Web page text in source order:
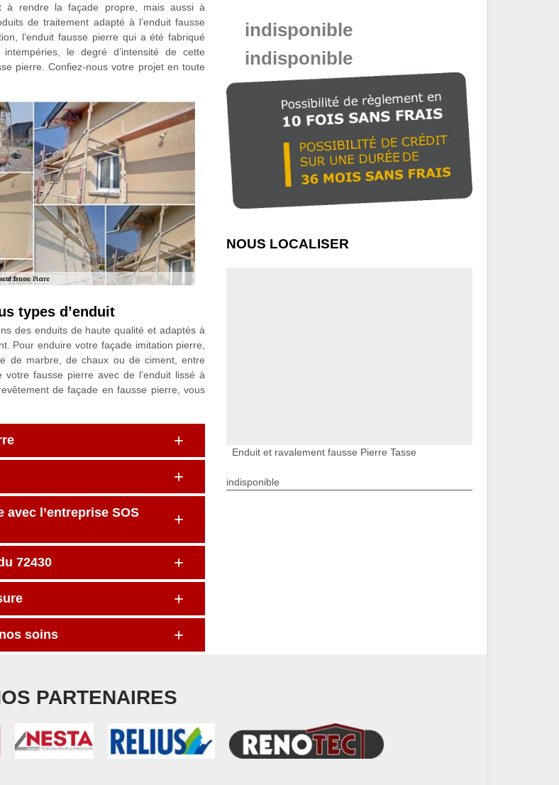
à rendre la façade propre, mais aussi à
de traitement adapté à l’enduit fausse
l’enduit fausse pierre qui a été fabriqué
le degré d’intensité de cette
pierre. Confiez-nous votre projet en toute
types d’enduit
des enduits de haute qualité et adaptés à
Pour enduire votre façade imitation pierre,
de marbre, de chaux ou de ciment, entre
fausse pierre avec de l’enduit lissé à
de façade en fausse pierre, vous
avec l’entreprise SOS
72430
soins
indisponible
indisponible
NOUS LOCALISER
Enduit et ravalement fausse Pierre Tasse
indisponible
PARTENAIRES